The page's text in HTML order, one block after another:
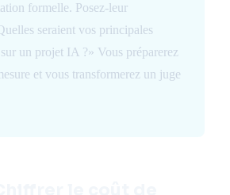
formelle. Posez-leur
seraient vos principales
un projet IA ?» Vous préparerez
et vous transformerez un juge